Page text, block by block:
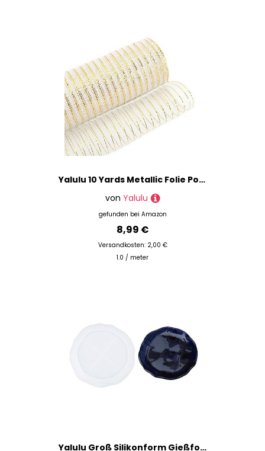
Yalulu 10 Yards Metallic Folie Poly Mesh Band, Metallisch Folie Mesh Ribbon für Kränze Handwerk Haus Dekoration Lieferung (Beige Gold)
von Yalulu
gefunden bei Amazon
8,99 €
Versandkosten: 2,00 €
1.0 / meter
Yalulu Groß Silikonform Gießform Tablett Kristall Epoxidharz Epoxy Form Formen Tray Dish Molds Teller Resin DIY Harz Casting Formen DIY Teetablett Untersetzer (Rund)